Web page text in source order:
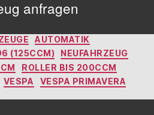
anfragen
AUTOMATIK
(125CCM)
NEUFAHRZEUG
ROLLER BIS 200CCM
VESPA VESPA PRIMAVERA